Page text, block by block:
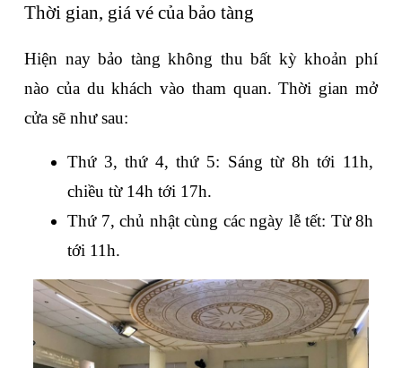
Thời gian, giá vé của bảo tàng
Hiện nay bảo tàng không thu bất kỳ khoản phí
nào của du khách vào tham quan. Thời gian mở
cửa sẽ như sau:
Thứ 3, thứ 4, thứ 5: Sáng từ 8h tới 11h,
chiều từ 14h tới 17h.
Thứ 7, chủ nhật cùng các ngày lễ tết: Từ 8h
tới 11h.